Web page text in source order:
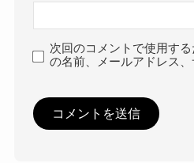
次回のコメントで使用す
の名前、メールアドレス、